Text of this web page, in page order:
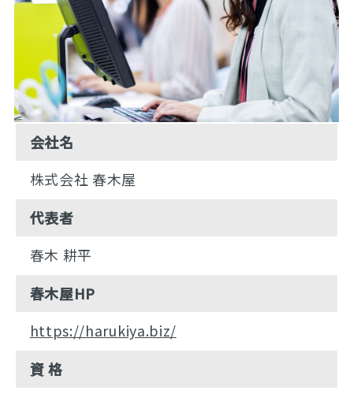
会社名
株式会社 春木屋
代表者
春木 耕平
春木屋HP
https://harukiya.biz/
資 格